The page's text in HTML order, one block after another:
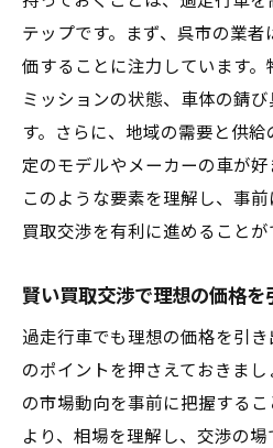
テップです。まず、呉市の業
価することに注力しています
ミッションの状態、車体の錆
す。さらに、地域の需要と供
定のモデルやメーカーの車が好
このような要素を理解し、事前
買取交渉を有利に進めることが
賢い買取交渉で理想の価格を
過走行車でも理想の価格を引
のポイントを押さえておきま
の市場動向を事前に把握する
より、相場を理解し、交渉の